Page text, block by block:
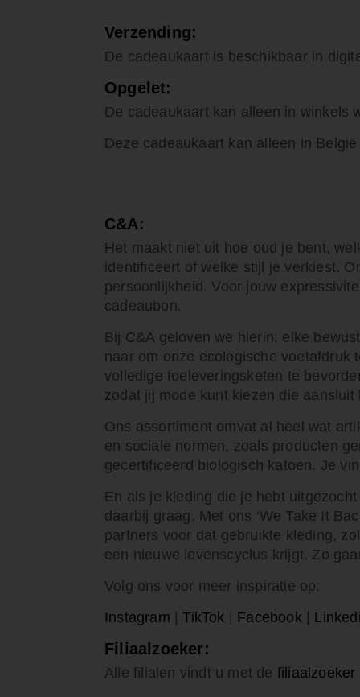
Verzending:
De cadeaukaart is beschikbaar in
Opgelet:
De cadeaukaart kan alleen in winkels
Deze cadeaukaart kan alleen in
C&A:
Het maakt niet uit hoe oud je bent,
identificeert of welke stijl je verkiest.
persoonlijkheid. Voor jouw
cadeaubon.
Bij C&A geloven we hierin: elke
naar om onze ecologische voetafdruk
volledige toeleveringsketen te
zodat jij mode kunt kiezen die aansluit
Ons assortiment omvat al heel wat
en sociale normen, zoals producten
gecertificeerd biologisch katoen. Je
En als je kleding die je hebt
daarbij graag. Met ons ‘We Take It
partners voor dat gebruikte kleding,
een nieuwe levenscyclus krijgt. Zo
Volg ons voor meer inspiratie op:
Instagram |TikTok Facebook|
Filiaalzoeker:
Alle filialen vindt u met de filiaalzoeker